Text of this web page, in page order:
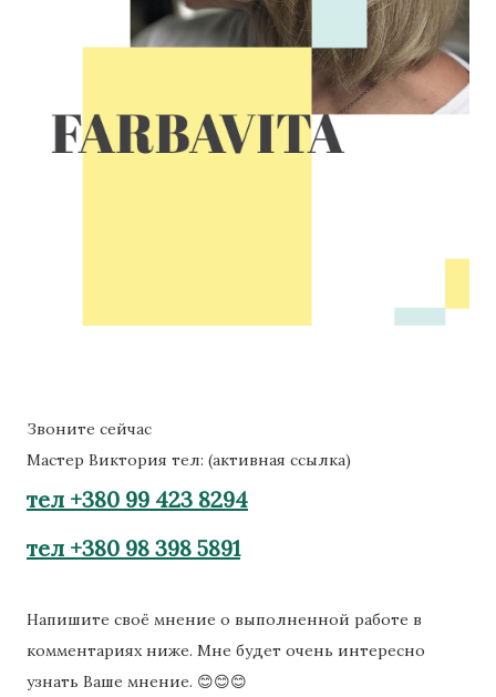
Звоните сейчас
Мастер Виктория тел: (активная ссылка)
тел +380 99 423 8294
тел +380 98 398 5891
Напишите своё мнение о выполненной работе в
комментариях ниже. Мне будет очень интересно
узнать Ваше мнение. 😊😊😊